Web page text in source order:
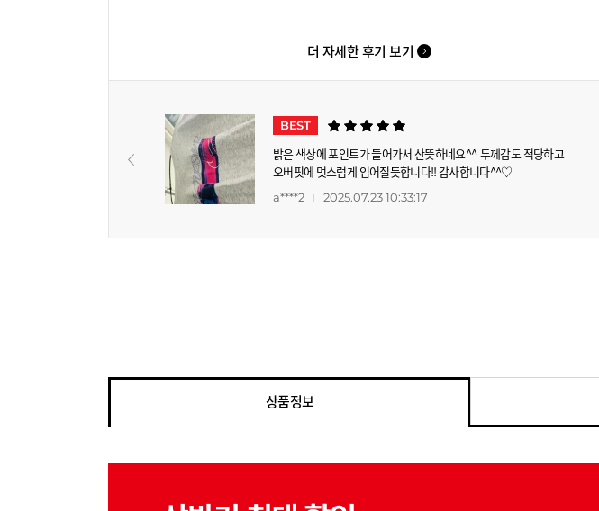
더 자세한 후기 보기
BEST
밝은 색상에 포인트가 들어가서 산뜻하네요^^ 두께감도 적당하고
오버핏에 멋스럽게 입어질듯합니다!! 감사합니다^^♡
a****2 2025.07.23 10:33:17
상품정보